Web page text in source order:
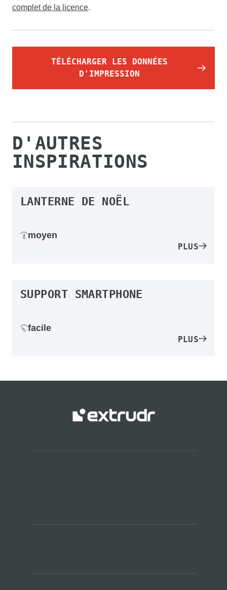
complet de la licence.
TÉLÉCHARGER LES DONNÉES
D'IMPRESSION
D'AUTRES
INSPIRATIONS
LANTERNE DE NOËL
moyen
PLUS
SUPPORT SMARTPHONE
facile
PLUS